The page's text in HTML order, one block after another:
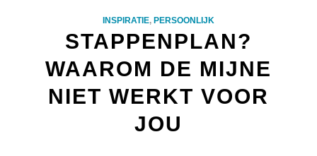
INSPIRATIE, PERSOONLIJK
STAPPENPLAN?
WAAROM DE MIJNE
NIET WERKT VOOR
JOU